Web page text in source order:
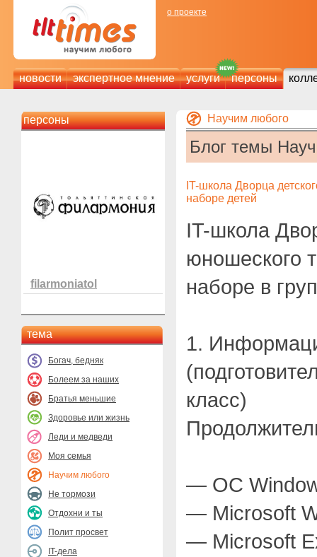
о проекте
новости экспертное мнение услуги персоны
персоны
filarmoniatol
тема
Богач, бедняк
Болеем за наших
Братья меньшие
Здоровье или жизнь
Леди и медведи
Моя семья
Научим любого
Не тормози
Отдохни и ты
Полит просвет
IT-дела
Научим любого
Блог темы
IT-школа Дворца
наборе детей
IT-школа
юношеского
наборе в
1.
класс)
— ОС
— Microsoft
— Microsoft